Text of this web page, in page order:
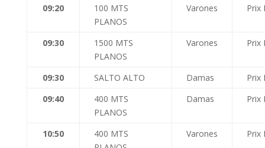
09:20
100 MTS
PLANOS
Varones Prix
09:30
1500 MTS
PLANOS
Varones Prix
09:30 SALTO ALTO Damas
Prix
09:40
400 MTS
PLANOS
Damas Prix
10:50
400 MTS
Varones Prix